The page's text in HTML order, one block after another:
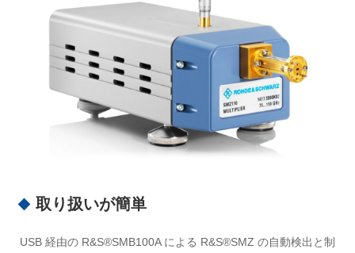
取り扱いが簡単
USB 経由の R&S®SMB100A による R&S®SMZ の自動検出と制